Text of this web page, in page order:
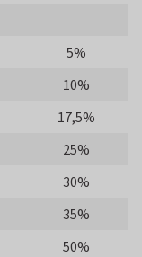
5%
10%
17,5%
25%
30%
35%
50%